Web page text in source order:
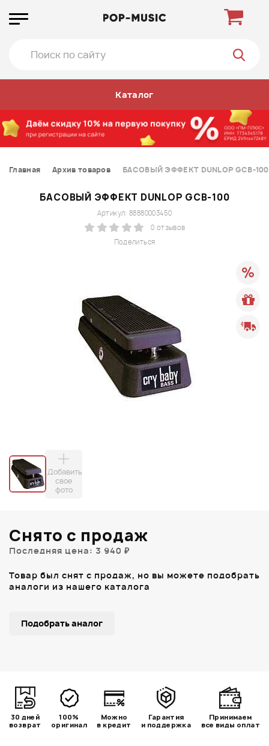
Каталог
Главная Архив товаров БАСОВЫЙ ЭФФЕКТ DUNLOP GCB-100
БАСОВЫЙ ЭФФЕКТ DUNLOP GCB-100
Поделиться
Артикул: 88880003450
0 отзывов
Добавить
свое
фото
Снято с продаж
Последняя цена: 3 940 ₽
Товар был снят с продаж, но вы можете подобрать
аналоги из нашего каталога
Подобрать аналог
30 дней
возврат
100%
оригинал
Можно
в кредит
Гарантия
и поддержка
Принимаем
все виды оплат